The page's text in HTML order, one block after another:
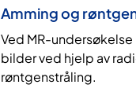
Amming og
Ved MR-
bilder ved hjelp av
røntgenstråling.